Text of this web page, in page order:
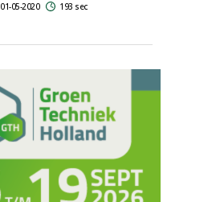
01-05-2020 193 sec